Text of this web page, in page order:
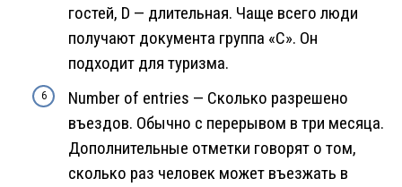
гостей, D — длительная. Чаще всего люди
получают документа группа «С». Он
подходит для туризма.
Number of entries — Сколько разрешено
въездов. Обычно с перерывом в три месяца.
Дополнительные отметки говорят о том,
сколько раз человек может въезжать в